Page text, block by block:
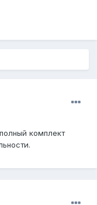
комплект